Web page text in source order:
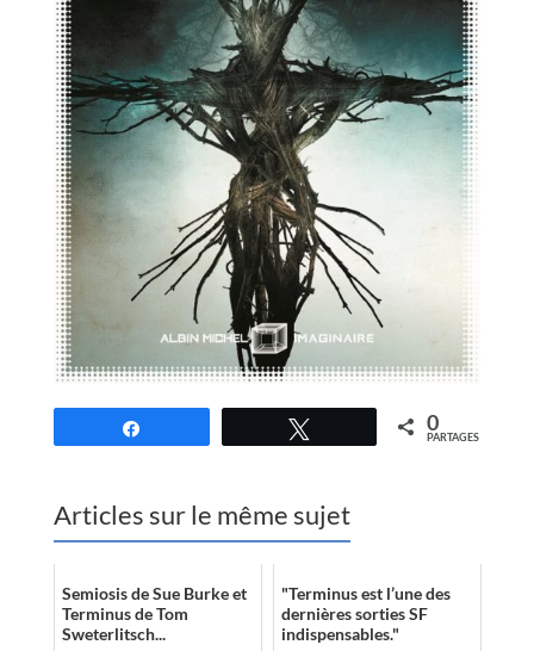
0
PARTAGES
Articles sur le même sujet
Semiosis de Sue Burke et
Terminus de Tom
Sweterlitsch...
"Terminus est l’une des
dernières sorties SF
indispensables."